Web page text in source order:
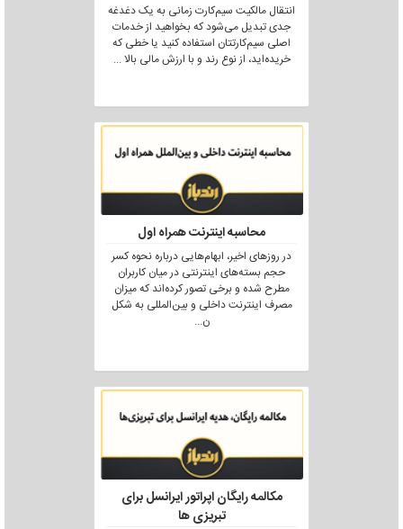
انتقال مالکیت سیم‌کارت زمانی به یک دغدغه
جدی تبدیل می‌شود که بخواهید از خدمات
اصلی سیم‌کارتتان استفاده کنید یا خطی که
خریده‌اید، از نوع رند و با ارزش مالی بالا...
محاسبه اینترنت همراه اول
در روزهای اخیر، ابهام‌هایی درباره نحوه کسر
حجم بسته‌های اینترنتی در میان کاربران
مطرح شده و برخی تصور کرده‌اند که میزان
مصرف اینترنت داخلی و بین‌المللی به شکل
ن...
مکالمه رایگان اپراتور ایرانسل برای
تبریزی ها